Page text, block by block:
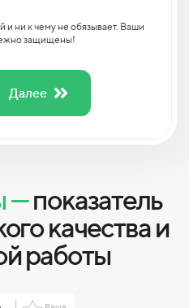
и ни к чему не обязывает. Ваши
защищены!
Далее
—показатель
качества и
работы